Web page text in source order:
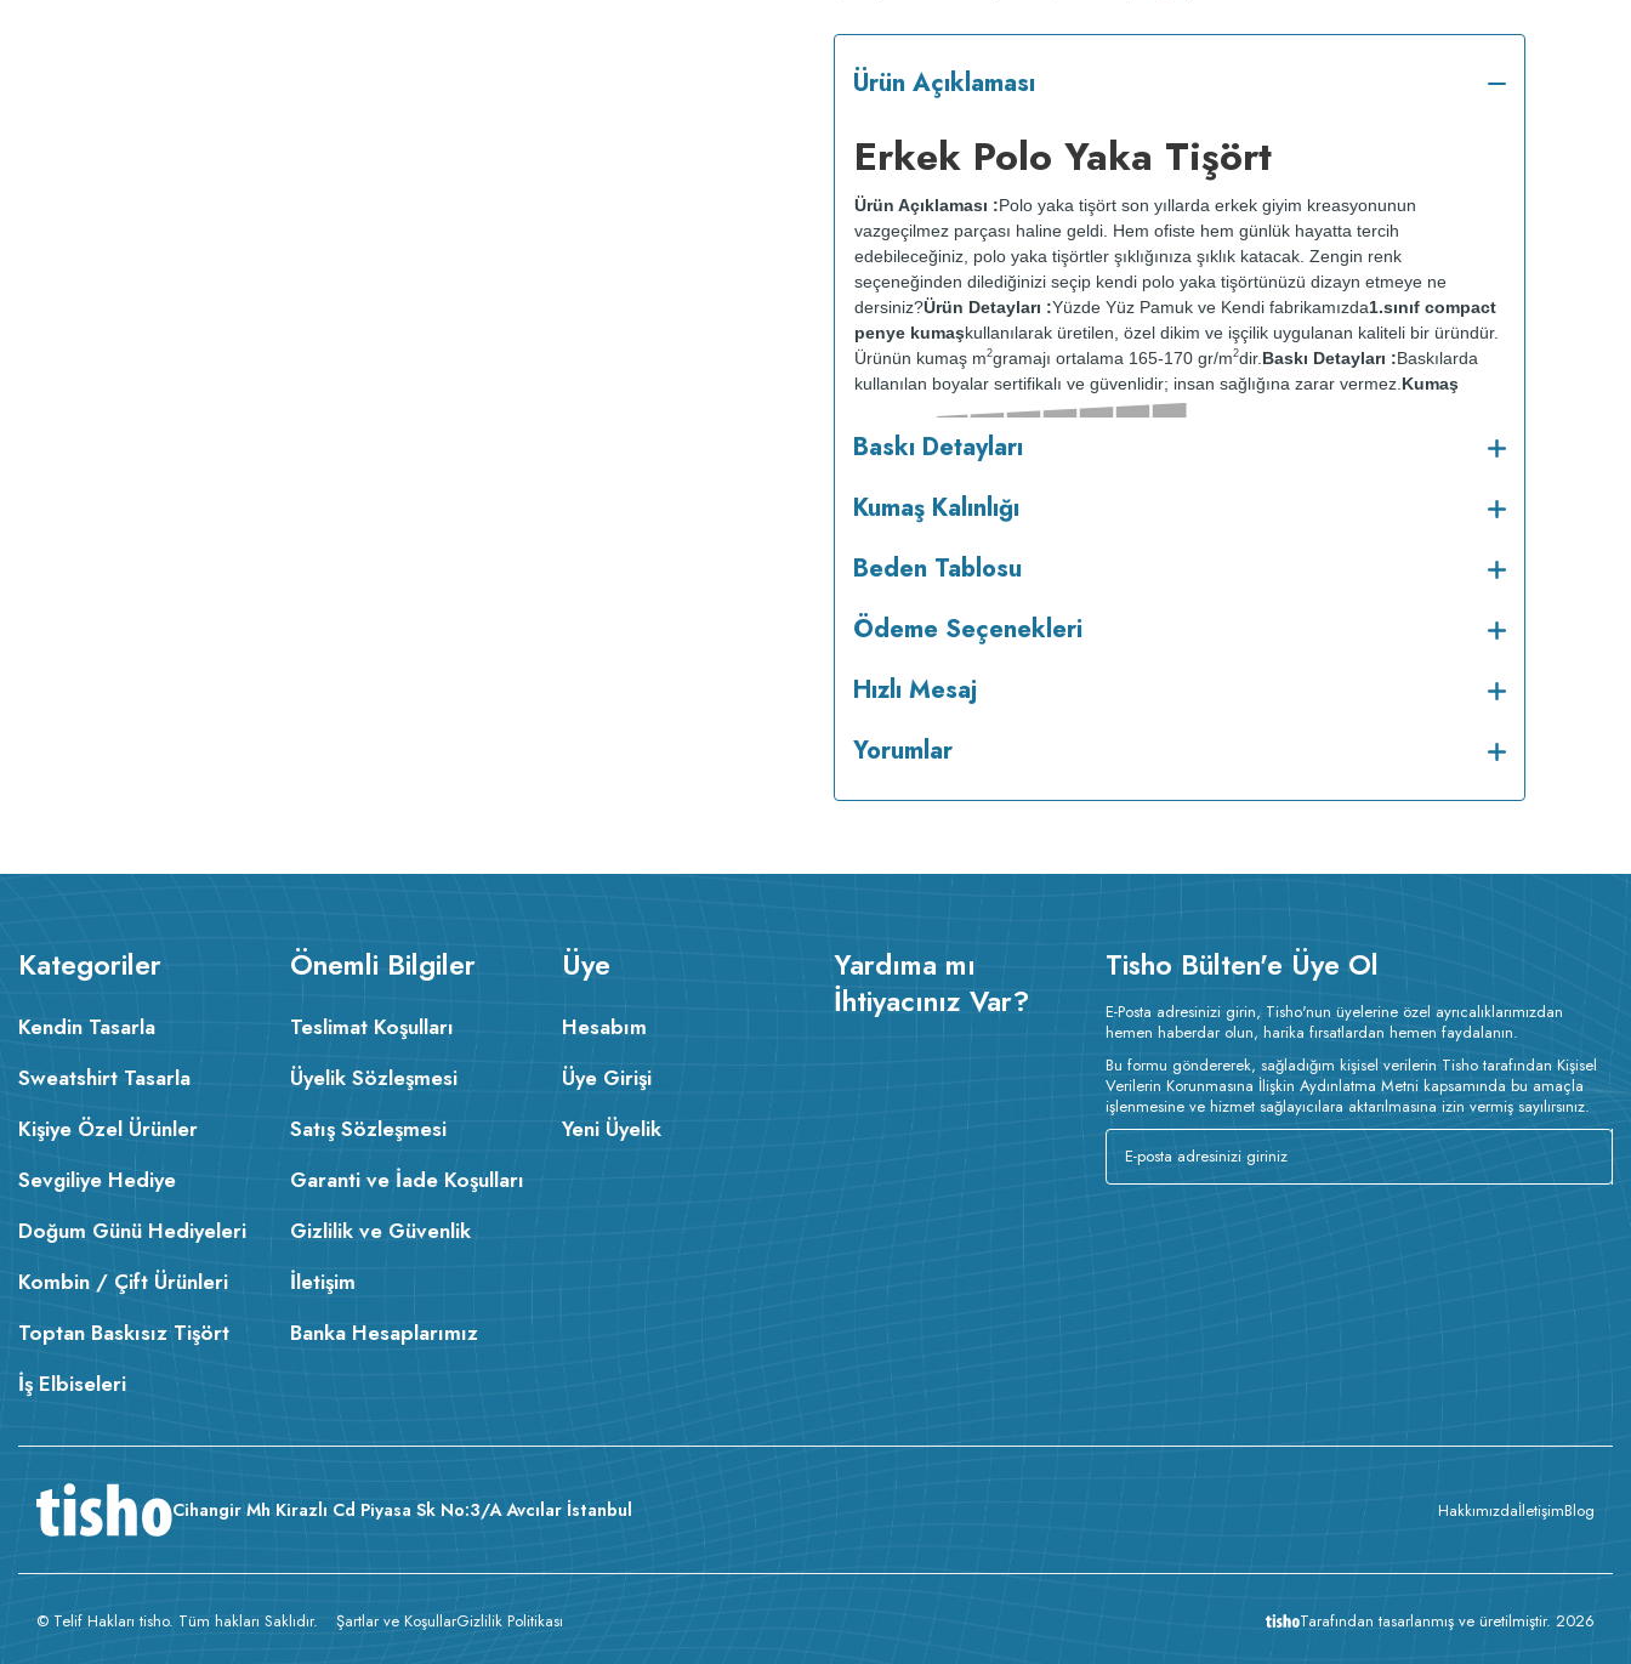
Ürün Açıklaması
Erkek Polo Yaka Tişört
Ürün Açıklaması :Polo yaka tişört son yıllarda erkek giyim kreasyonunun
vazgeçilmez parçası haline geldi. Hem ofiste hem günlük hayatta tercih
edebileceğiniz, polo yaka tişörtler şıklığınıza şıklık katacak. Zengin renk
seçeneğinden dilediğinizi seçip kendi polo yaka tişörtünüzü dizayn etmeye ne
dersiniz?Ürün Detayları :Yüzde Yüz Pamuk ve Kendi fabrikamızda1.sınıf compact
penye kumaşkullanılarak üretilen, özel dikim ve işçilik uygulanan kaliteli bir üründür.
Ürünün kumaş m2gramajı ortalama 165-170 gr/m2dir. Baskı Detayları :Baskılarda
kullanılan boyalar sertifikalı ve güvenlidir; insan sağlığına zarar vermez. Kumaş
30o C sıcaklıkta ve tersten yıkanır.
Baskı Detayları
Kumaş Kalınlığı
Beden Tablosu
Ödeme Seçenekleri
Hızlı Mesaj
Yorumlar
Kategoriler
Kendin Tasarla
Sweatshirt Tasarla
Kişiye Özel Ürünler
Sevgiliye Hediye
Doğum Günü Hediyeleri
Kombin / Çift Ürünleri
Toptan Baskısız Tişört
İş Elbiseleri
Önemli Bilgiler
Teslimat Koşulları
Üyelik Sözleşmesi
Satış Sözleşmesi
Garanti ve İade Koşulları
Gizlilik ve Güvenlik
İletişim
Banka Hesaplarımız
Üye
Hesabım
Üye Girişi
Yeni Üyelik
Yardıma mı
İhtiyacınız Var?
Tisho Bülten'e Üye Ol
E-Posta adresinizi girin, Tisho'nun üyelerine özel ayrıcalıklarımızdan
hemen haberdar olun, harika fırsatlardan hemen faydalanın.
Bu formu göndererek, sağladığım kişisel verilerin Tisho tarafından Kişisel
Verilerin Korunmasına İlişkin Aydınlatma Metni kapsamında bu amaçla
işlenmesine ve hizmet sağlayıcılara aktarılmasına izin vermiş sayılırsınız.
Cihangir Mh Kirazlı Cd Piyasa Sk No:3/A Avcılar İstanbul HakkımızdaİletişimBlog
© Telif Hakları tisho. Tüm hakları Saklıdır. Şartlar ve KoşullarGizlilik Politikası Tarafından tasarlanmış ve üretilmiştir. 2026